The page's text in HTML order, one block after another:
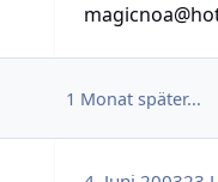
1 Monat später...